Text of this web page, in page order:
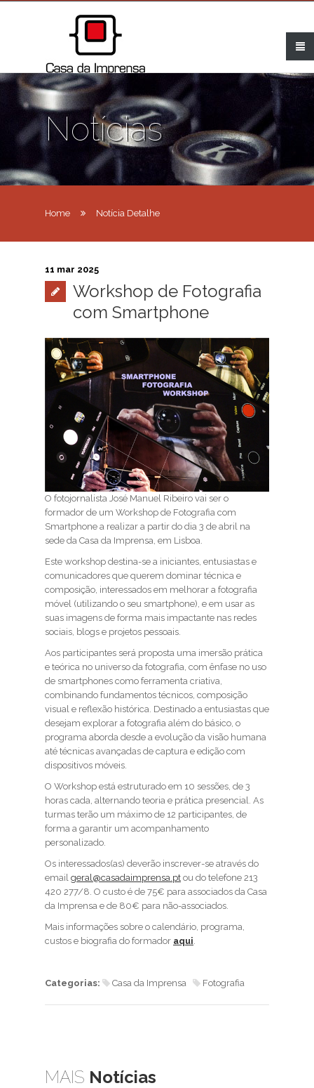
Notícias
Home Notícia Detalhe
11 mar 2025
Workshop de Fotografia
com Smartphone
O fotojornalista José Manuel Ribeiro vai ser o
formador de um Workshop de Fotografia com
Smartphone a realizar a partir do dia 3 de abril na
sede da Casa da Imprensa, em Lisboa.
Este workshop destina-se a iniciantes, entusiastas e
comunicadores que querem dominar técnica e
composição, interessados em melhorar a fotografia
móvel (utilizando o seu smartphone), e em usar as
suas imagens de forma mais impactante nas redes
sociais, blogs e projetos pessoais.
Aos participantes será proposta uma imersão prática
e teórica no universo da fotografia, com ênfase no uso
de smartphones como ferramenta criativa,
combinando fundamentos técnicos, composição
visual e reflexão histórica. Destinado a entusiastas que
desejam explorar a fotografia além do básico, o
programa aborda desde a evolução da visão humana
até técnicas avançadas de captura e edição com
dispositivos móveis.
O Workshop está estruturado em 10 sessões, de 3
horas cada, alternando teoria e prática presencial. As
turmas terão um máximo de 12 participantes, de
forma a garantir um acompanhamento
personalizado.
Os interessados(as) deverão inscrever-se através do
email geral@casadaimprensa.pt ou do telefone 213
420 277/8. O custo é de 75€ para associados da Casa
da Imprensa e de 80€ para não-associados.
Mais informações sobre o calendário, programa,
custos e biografia do formador aqui
Categorias: Casa da Imprensa Fotografia
MAIS Notícias